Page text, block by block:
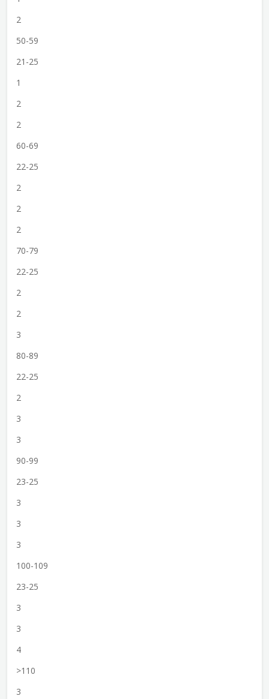
2
50-59
21-25
1
2
2
60-69
22-25
2
2
2
70-79
22-25
2
2
3
80-89
22-25
2
3
3
90-99
23-25
3
3
3
100-109
23-25
3
3
4
>110
3